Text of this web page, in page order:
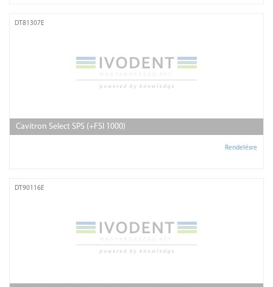
DT81307E
Cavitron Select SPS (+FSI 1000)
Rendelésre
DT90116E